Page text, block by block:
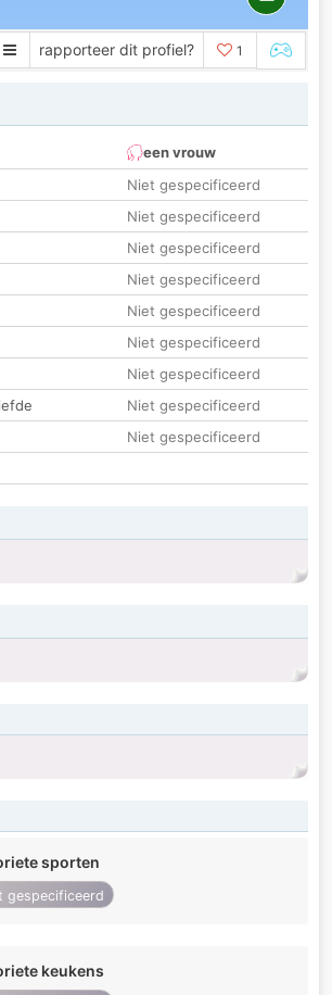
rapporteer dit profiel? 1
een vrouw
Niet gespecificeerd
Niet gespecificeerd
Niet gespecificeerd
Niet gespecificeerd
Niet gespecificeerd
Niet gespecificeerd
Niet gespecificeerd
Niet gespecificeerd
Niet gespecificeerd
sporten
gespecificeerd
keukens